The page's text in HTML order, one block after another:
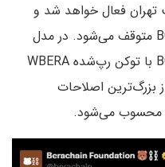
ساعت ۱۹:۳۰ به وقت تهران فعال خواهد شد و
پس از آن انتشار توکن حاکمیتی BGT متوقف می‌شود. در مدل
جدید، پاداش‌های بلاک به جای BGT با توکن رپ‌شده WBERA
بزرگ‌ترین اصلاحات
محسوب می‌شود.